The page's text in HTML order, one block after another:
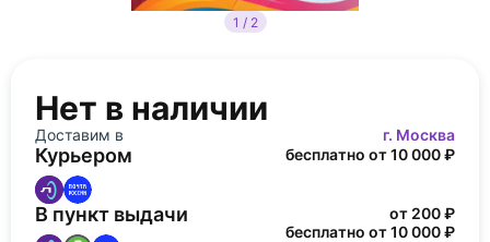
1 / 2
Нет в наличии
Доставим в г. Москва
Курьером бесплатно от 10 000 ₽
В пункт выдачи
от 200 ₽
бесплатно от 10 000 ₽